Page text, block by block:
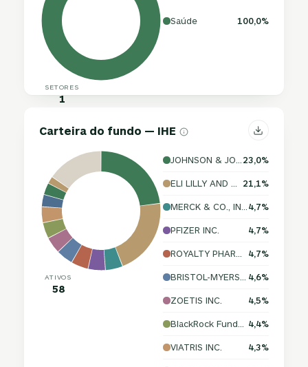
SETORES
1
Saúde 100,0%
Carteira do fundo — IHE
ATIVOS
58
23,0%
21,1%
4,7%
PFIZER INC. 4,7%
4,7%
4,6%
ZOETIS INC. 4,5%
4,4%
VIATRIS INC. 4,3%